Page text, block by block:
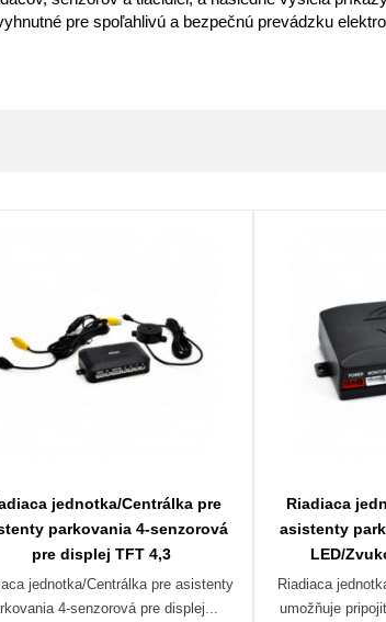
pre spoľahlivú a bezpečnú prevádzku
jednotka/Centrálka pre
parkovania 4-senzorová
pre displej TFT 4,3
jednotka/Centrálka pre asistenty
4-senzorová pre displej...
Riadiaca
asistenty
LED/
Riadiaca
umožňuje